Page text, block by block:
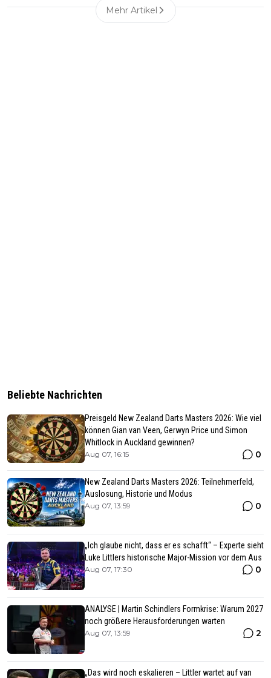
Mehr Artikel
Beliebte Nachrichten
Preisgeld New Zealand Darts Masters 2026: Wie viel
können Gian van Veen, Gerwyn Price und Simon
Whitlock in Auckland gewinnen?
Aug 07, 16:15 0
New Zealand Darts Masters 2026: Teilnehmerfeld,
Auslosung, Historie und Modus
Aug 07, 13:59 0
„Ich glaube nicht, dass er es schafft“ – Experte sieht
Luke Littlers historische Major-Mission vor dem Aus
Aug 07, 17:30 0
ANALYSE | Martin Schindlers Formkrise: Warum 2027
noch größere Herausforderungen warten
Aug 07, 13:59 2
„Das wird noch eskalieren – Littler wartet auf van